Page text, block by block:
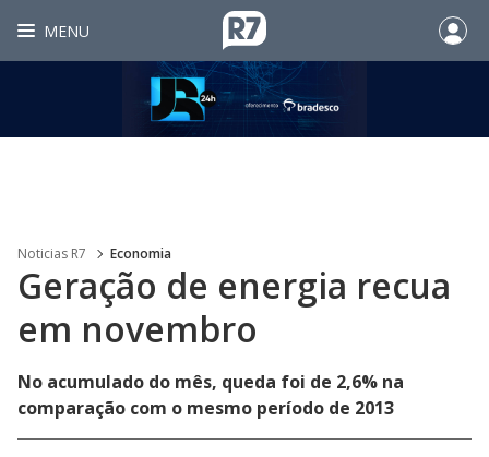
MENU
Noticias R7 Economia
Geração de energia recua
em novembro
No acumulado do mês, queda foi de 2,6% na
comparação com o mesmo período de 2013